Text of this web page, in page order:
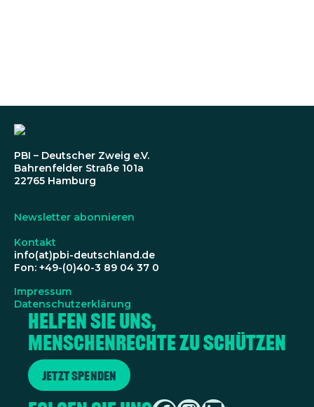
PBI – Deutscher Zweig e.V.
Bahrenfelder Straße 101a
22765 Hamburg
Newsletter abonnieren
Kontakt
info(at)pbi-deutschland.de
Fon: +49-(0)40-3 89 04 37 0
Impressum
Datenschutzerklärung
Helfen Sie uns,
Menschenrechte zu schützen
Jetzt spenden